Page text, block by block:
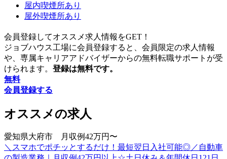
屋内喫煙所あり
屋外喫煙所あり
会員登録してオススメ求人情報をGET！
ジョブハウス工場に会員登録すると、会員限定の求人情報
や、専属キャリアアドバイザーからの無料転職サポートが受
けられます。 登録は無料です。
無料
会員登録する
オススメの求人
愛知県大府市 月収例42万円〜
＼スマホでポチッとするだけ！最短翌日入社可能◎／自動車